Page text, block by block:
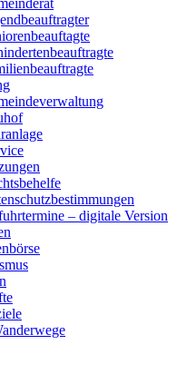
– digitale Version